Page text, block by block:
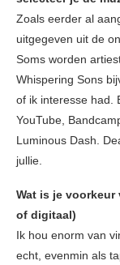
Zoals eerder al
uitgegeven uit de
Soms worden
Whispering Sons
of ik interesse had.
YouTube,
Luminous Dash.
jullie.
Wat is je voorkeur
of digitaal)
Ik hou enorm van
echt, evenmin als